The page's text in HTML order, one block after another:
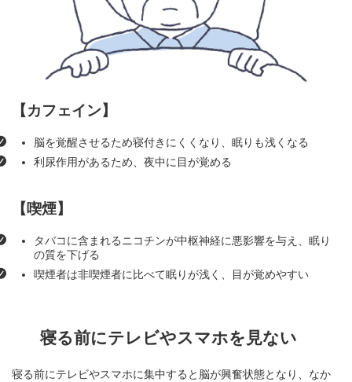
【カフェイン】
脳を覚醒させるため寝付きにくくなり、眠りも浅くなる
利尿作用があるため、夜中に目が覚める
【喫煙】
タバコに含まれるニコチンが中枢神経に悪影響を与え、眠り
の質を下げる
喫煙者は非喫煙者に比べて眠りが浅く、目が覚めやすい
寝る前にテレビやスマホを見ない
寝る前にテレビやスマホに集中すると脳が興奮状態となり、なか